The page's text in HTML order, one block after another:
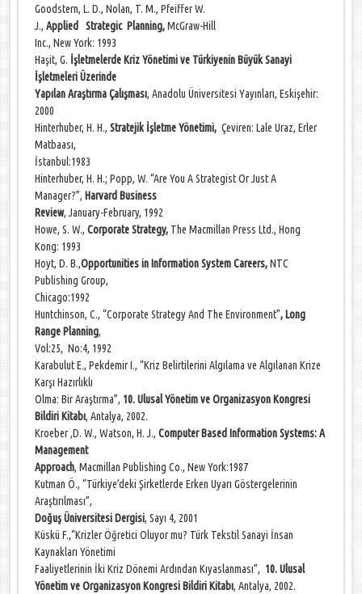
Goodstern, L. D., Nolan, T. M., Pfeiffer W.
J.,Applied Strategic Planning, McGraw-Hill
Inc., New York: 1993
Haşit, G. İşletmelerde Kriz Yönetimi ve Türkiyenin Büyük Sanayi
İşletmeleri Üzerinde
Yapılan Araştırma Çalışması, Anadolu Üniversitesi Yayınları, Eskişehir:
2000
Hinterhuber, H. H.,Stratejik İşletme Yönetimi, Çeviren: Lale Uraz, Erler
Matbaası,
İstanbul:1983
Hinterhuber, H. H.; Popp, W. “Are You A Strategist Or Just A
Manager?”, Harvard Business
Review, January-February, 1992
Howe, S. W.,Corporate Strategy, The Macmillan Press Ltd., Hong
Kong: 1993
Hoyt, D. B.,Opportunities in Information System Careers,NTC
Publishing Group,
Chicago:1992
Huntchinson, C., “Corporate Strategy And The Environment”, Long
Range Planning,
Vol:25, No:4, 1992
Karabulut E., Pekdemir I., “Kriz Belirtilerini Algılama ve Algılanan Krize
Karşı Hazırlıklı
Olma: Bir Araştırma”, 10. Ulusal Yönetim ve Organizasyon Kongresi
Bildiri Kitabı, Antalya, 2002.
Kroeber ,D. W., Watson, H. J.,Computer Based Information Systems: A
Management
Approach, Macmillan Publishing Co., New York:1987
Kutman Ö., “Türkiye’deki Şirketlerde Erken Uyarı Göstergelerinin
Araştırılması”,
Doğuş Üniversitesi Dergisi, Sayı 4, 2001
Küskü F.,“Krizler Öğretici Oluyor mu? Türk Tekstil Sanayi İnsan
Kaynakları Yönetimi
Faaliyetlerinin İki Kriz Dönemi Ardından Kıyaslanması”, 10. Ulusal
Yönetim ve Organizasyon Kongresi Bildiri Kitabı, Antalya, 2002.